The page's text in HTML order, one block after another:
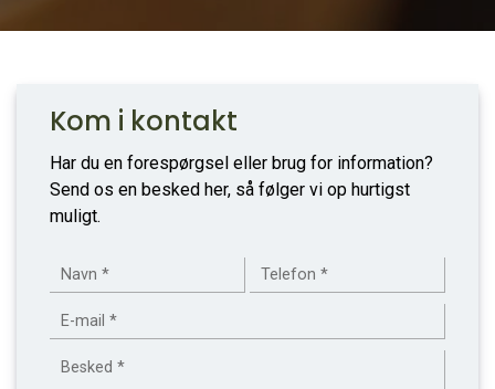
Kom i kontakt
Har du en forespørgsel eller brug for information?
Send os en besked her, så følger vi op hurtigst
muligt.